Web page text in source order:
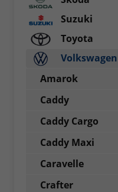
Suzuki
Toyota
Volkswagen
Amarok
Caddy
Caddy Cargo
Caddy Maxi
Caravelle
Crafter